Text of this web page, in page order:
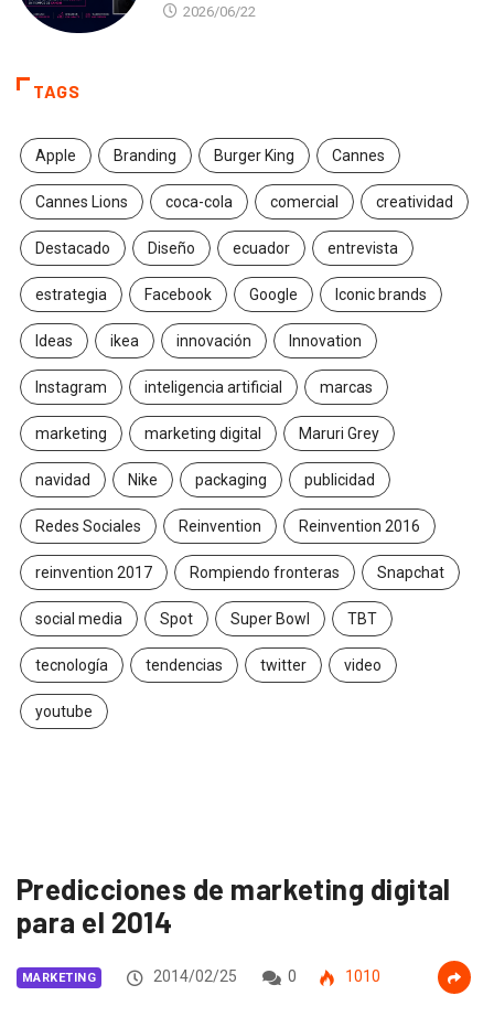
2026/06/22
TAGS
Apple Branding Burger King Cannes
Cannes Lions coca-cola comercial creatividad
Destacado Diseño ecuador entrevista
estrategia Facebook Google Iconic brands
Ideas ikea innovación Innovation
Instagram inteligencia artificial marcas
marketing marketing digital Maruri Grey
navidad Nike packaging publicidad
Redes Sociales Reinvention Reinvention 2016
reinvention 2017 Rompiendo fronteras Snapchat
social media Spot Super Bowl TBT
tecnología tendencias twitter video
youtube
Predicciones de marketing digital
para el 2014
MARKETING 2014/02/25 0 1010